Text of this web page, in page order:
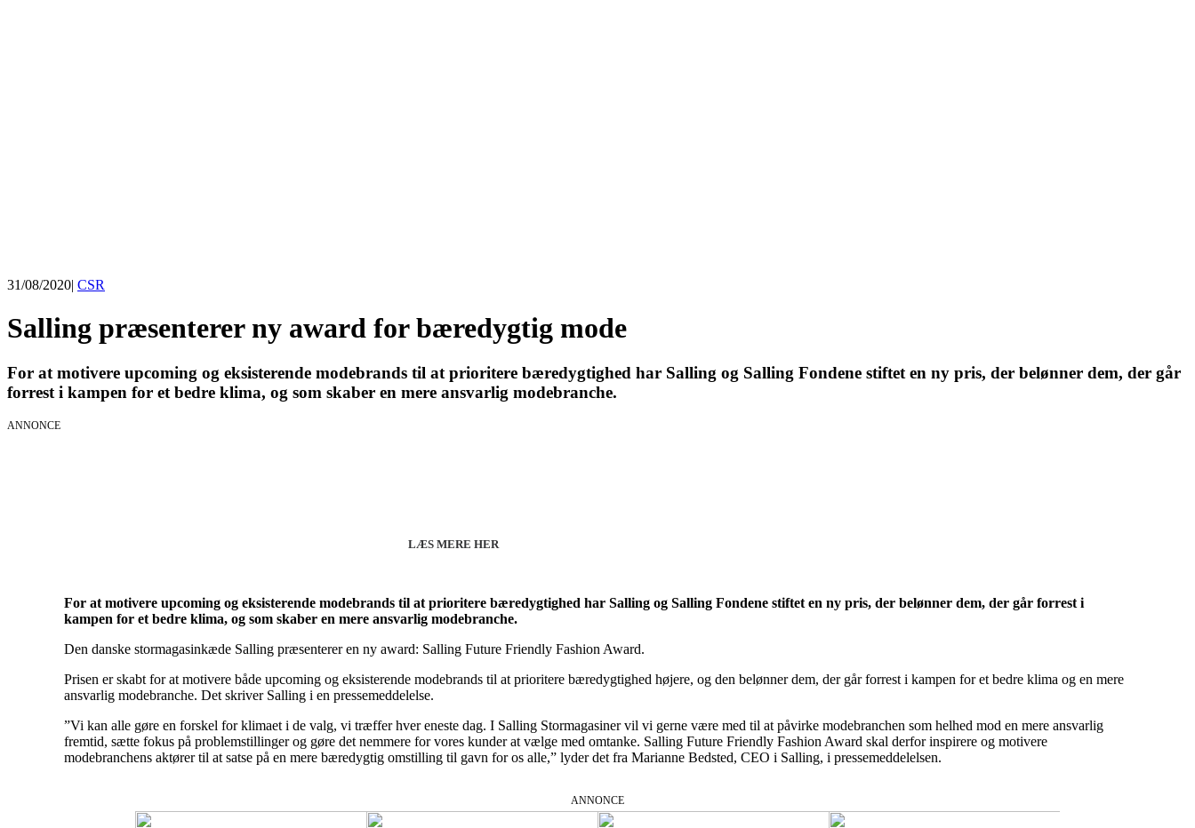
31/08/2020| CSR
Salling præsenterer ny award for bæredygtig mode
For at motivere upcoming og eksisterende modebrands til at prioritere bæredygtighed har Salling og Salling Fondene stiftet en ny pris, der belønner dem, der går
forrest i kampen for et bedre klima, og som skaber en mere ansvarlig modebranche.
ANNONCE
LÆS MERE HER
For at motivere upcoming og eksisterende modebrands til at prioritere bæredygtighed har Salling og Salling Fondene stiftet en ny pris, der belønner dem, der går forrest i
kampen for et bedre klima, og som skaber en mere ansvarlig modebranche.
Den danske stormagasinkæde Salling præsenterer en ny award: Salling Future Friendly Fashion Award.
Prisen er skabt for at motivere både upcoming og eksisterende modebrands til at prioritere bæredygtighed højere, og den belønner dem, der går forrest i kampen for et bedre klima og en mere
ansvarlig modebranche. Det skriver Salling i en pressemeddelelse.
”Vi kan alle gøre en forskel for klimaet i de valg, vi træffer hver eneste dag. I Salling Stormagasiner vil vi gerne være med til at påvirke modebranchen som helhed mod en mere ansvarlig
fremtid, sætte fokus på problemstillinger og gøre det nemmere for vores kunder at vælge med omtanke. Salling Future Friendly Fashion Award skal derfor inspirere og motivere
modebranchens aktører til at satse på en mere bæredygtig omstilling til gavn for os alle,” lyder det fra Marianne Bedsted, CEO i Salling, i pressemeddelelsen.
ANNONCE